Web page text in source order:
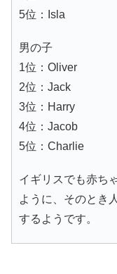
5位：Isla
男の子
1位：Oliver
2位：Jack
3位：Harry
4位：Jacob
5位：Charlie
イギリスでも赤ち
ように、そのとき
するようです。